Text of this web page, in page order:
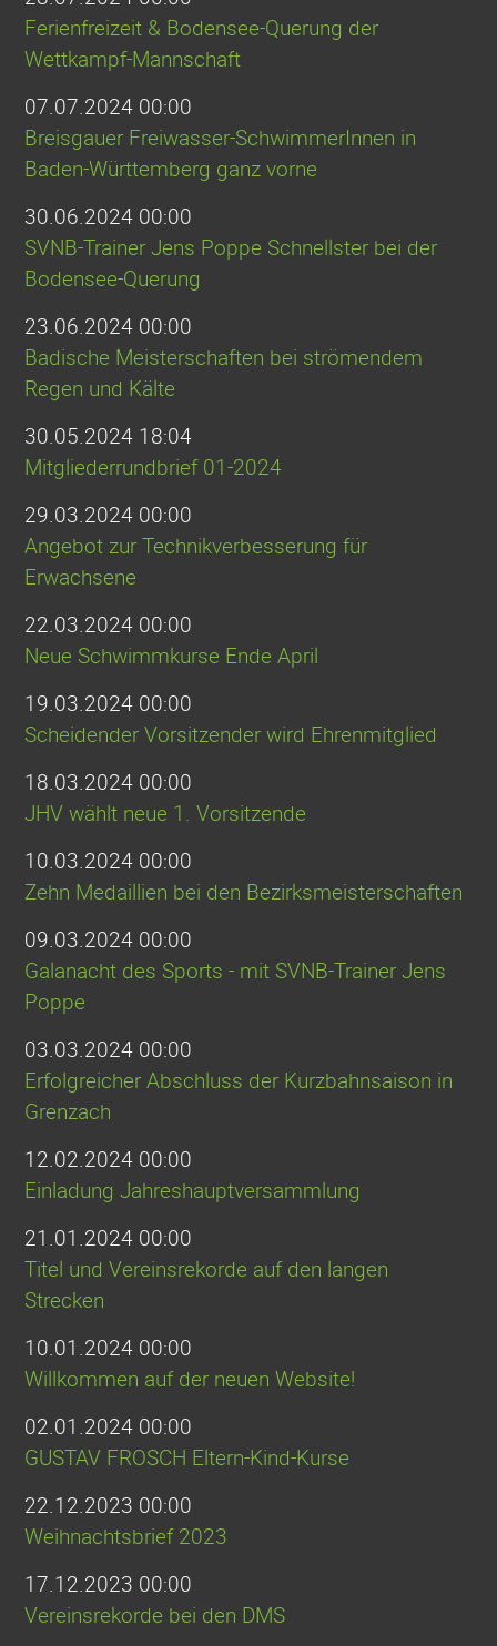
Ferienfreizeit & Bodensee-Querung der
Wettkampf-Mannschaft
07.07.2024 00:00
Breisgauer Freiwasser-SchwimmerInnen in
Baden-Württemberg ganz vorne
30.06.2024 00:00
SVNB-Trainer Jens Poppe Schnellster bei der
Bodensee-Querung
23.06.2024 00:00
Badische Meisterschaften bei strömendem
Regen und Kälte
30.05.2024 18:04
Mitgliederrundbrief 01-2024
29.03.2024 00:00
Angebot zur Technikverbesserung für
Erwachsene
22.03.2024 00:00
Neue Schwimmkurse Ende April
19.03.2024 00:00
Scheidender Vorsitzender wird Ehrenmitglied
18.03.2024 00:00
JHV wählt neue 1. Vorsitzende
10.03.2024 00:00
Zehn Medaillien bei den Bezirksmeisterschaften
09.03.2024 00:00
Galanacht des Sports - mit SVNB-Trainer Jens
Poppe
03.03.2024 00:00
Erfolgreicher Abschluss der Kurzbahnsaison in
Grenzach
12.02.2024 00:00
Einladung Jahreshauptversammlung
21.01.2024 00:00
Titel und Vereinsrekorde auf den langen
Strecken
10.01.2024 00:00
Willkommen auf der neuen Website!
02.01.2024 00:00
GUSTAV FROSCH Eltern-Kind-Kurse
22.12.2023 00:00
Weihnachtsbrief 2023
17.12.2023 00:00
Vereinsrekorde bei den DMS